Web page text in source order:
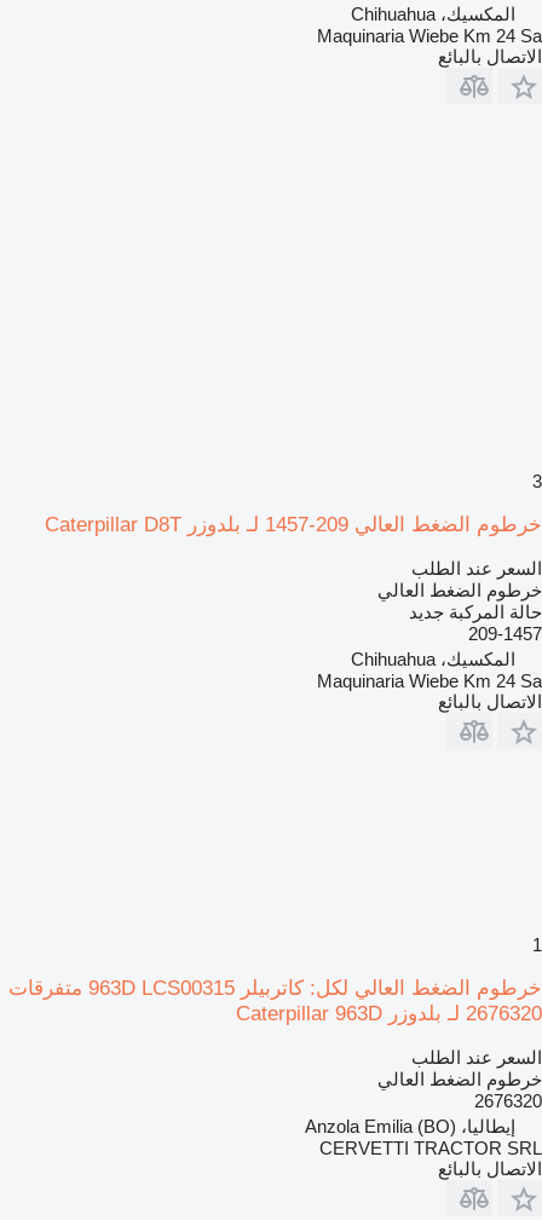
المكسيك، Chihuahua
Maquinaria Wiebe Km 24 Sa
الاتصال بالبائع
3
خرطوم الضغط العالي 209-1457 لـ بلدوزر Caterpillar D8T
السعر عند الطلب
خرطوم الضغط العالي
حالة المركبة جديد
209-1457
المكسيك، Chihuahua
Maquinaria Wiebe Km 24 Sa
الاتصال بالبائع
1
خرطوم الضغط العالي لكل: كاتربيلر 963D LCS00315 متفرقات
2676320 لـ بلدوزر Caterpillar 963D
السعر عند الطلب
خرطوم الضغط العالي
2676320
إيطاليا، Anzola Emilia (BO)
CERVETTI TRACTOR SRL
الاتصال بالبائع